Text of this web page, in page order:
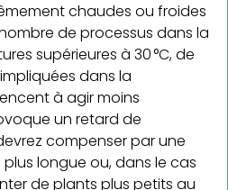
chaudes ou froides
de processus dans la
supérieures à 30 °C, de
dans la
à agir moins
un retard de
compenser par une
longue ou, dans le cas
de plants plus petits au